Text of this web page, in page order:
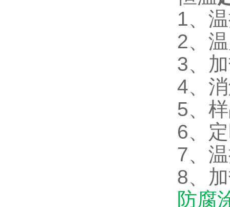
1、
2、
3、
4、
5、
6、
7、
8、
防腐